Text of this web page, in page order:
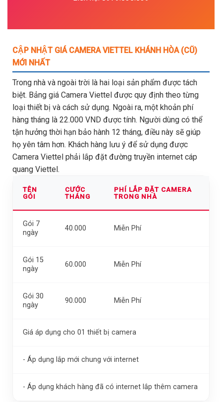
CẬP NHẬT GIÁ CAMERA VIETTEL KHÁNH HÒA (CŨ)
MỚI NHẤT
Trong nhà và ngoài trời là hai loại sản phẩm được tách
biệt. Bảng giá Camera Viettel được quy định theo từng
loại thiết bị và cách sử dụng. Ngoài ra, một khoản phí
hàng tháng là 22.000 VND được tính. Người dùng có thể
tận hưởng thời hạn bảo hành 12 tháng, điều này sẽ giúp
họ yên tâm hơn. Khách hàng lưu ý để sử dụng được
Camera Viettel phải lắp đặt đường truyền internet cáp
quang Viettel.
TÊN
GÓI
CƯỚC
THÁNG
PHÍ LẮP ĐẶT CAMERA
TRONG NHÀ
Gói 7
ngày
40.000 Miễn Phí
Gói 15
ngày
60.000 Miễn Phí
Gói 30
ngày
90.000 Miễn Phí
Giá áp dụng cho 01 thiết bị camera
- Áp dụng lắp mới chung với internet
- Áp dụng khách hàng đã có internet lắp thêm camera